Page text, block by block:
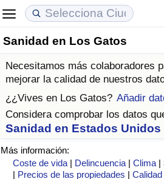
Sanidad en Los Gatos
Necesitamos más colaboradores
mejorar la calidad de nuestros
¿¿Vives en Los Gatos? Añadir
Considera comprobar los datos
Sanidad en Estados Unidos
Más información:
Coste de vida | Delincuencia |Clima |
| Precios de las propiedades |
Coste de vida
Índice de Costo de Vida (Actual)
Índice de Costo de Vida
Índice de costo de vida por país
en aqaba
Precios de las propiedades
Índice de Precios de Inmuebles
Índice de Precios de Inmuebles
Índice de Precios de Inmuebles
Calidad de Vida
Índice de Calidad de Vida
Índice de Calidad de Vida (Actual)
Índice de calidad de vida por país
Delincuencia